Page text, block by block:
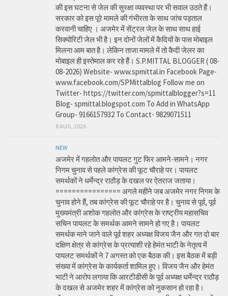
की इस घटना से जेल की सुरक्षा व्यवस्था पर भी सवाल उठते हैं।
सरकार को इस पूरे मामले की गंभीरता के साथ जांच पड़ताल
करवानी चाहिए । अजमेर में सेंट्रल जेल के साथ साथ हाई
सिक्योरिटी जेल भी है। इन दोनों जेलों में कैदियों के पास मोबाइल
मिलना आम बात है। लेकिन ताजा मामले में तो कैदी जेलर का
मोबाइल ही इस्तेमाल कर रहे हैं। S.P.MITTAL BLOGGER ( 08-
08-2026) Website- www.spmittal.in Facebook Page-
www.facebook.com/SPMittalblog Follow me on
Twitter- https://twitter.com/spmittalblogger?s=11
Blog- spmittal.blogspot.com To Add in WhatsApp
Group- 9166157932 To Contact- 9829071511
8 AUG, 2026
NEW
अजमेर में गहलोत और पायलट गुट फिर आमने-सामने। नगर
निगम चुनाव से पहले कांग्रेस की फूट चौराहे पर। पायलट
समर्थकों ने धर्मेन्द्र राठौड़ के दखल पर ऐतराज जताया।
================ अगले महीने जब अजमेर नगर निगम के
चुनाव होने हैं, तब कांग्रेस की फूट चौराहे पर है। चुनाव से पूर्व, पूर्व
मुख्यमंत्री अशोक गहलोत और कांग्रेस के राष्ट्रीय महासचिव
सचिन पायलट के समर्थक आमने सामने हो गए है। पायलट
समर्थक माने जाने वाले पूर्व शहर अध्यक्ष विजय जैन और गत दो बार
दक्षिण क्षेत्र से कांग्रेस के प्रत्याशी रहे हेमंत भाटी के नेतृत्व में
पायलट समर्थकों ने 7 अगस्त को एक बैठक की। इस बैठक में बड़ी
संख्या में कांग्रेस के कार्यकर्ता शामिल हुए। विजय जैन और हेमंत
भाटी ने आरोप लगाया कि आरटीडीसी के पूर्व अध्यक्ष धर्मेन्द्र राठौड़
के दखल से अजमेर शहर में कांग्रेस को नुकसान हो रहा है।